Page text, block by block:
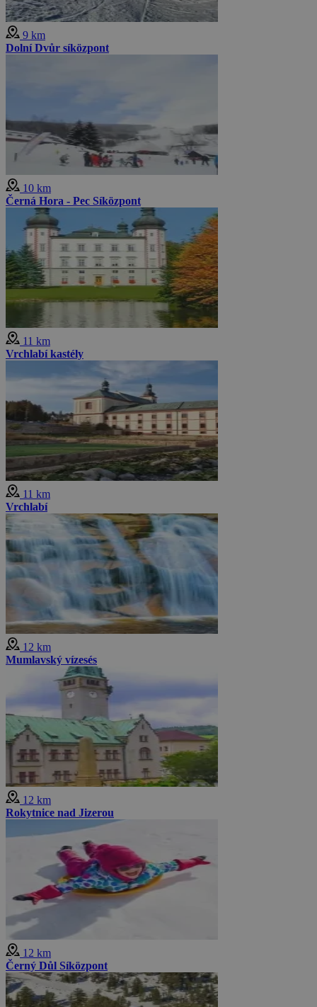
9 km
Dolní Dvůr síközpont
10 km
Černá Hora - Pec Síközpont
11 km
Vrchlabí kastély
11 km
Vrchlabí
12 km
Mumlavský vízesés
12 km
Rokytnice nad Jizerou
12 km
Černý Důl Síközpont